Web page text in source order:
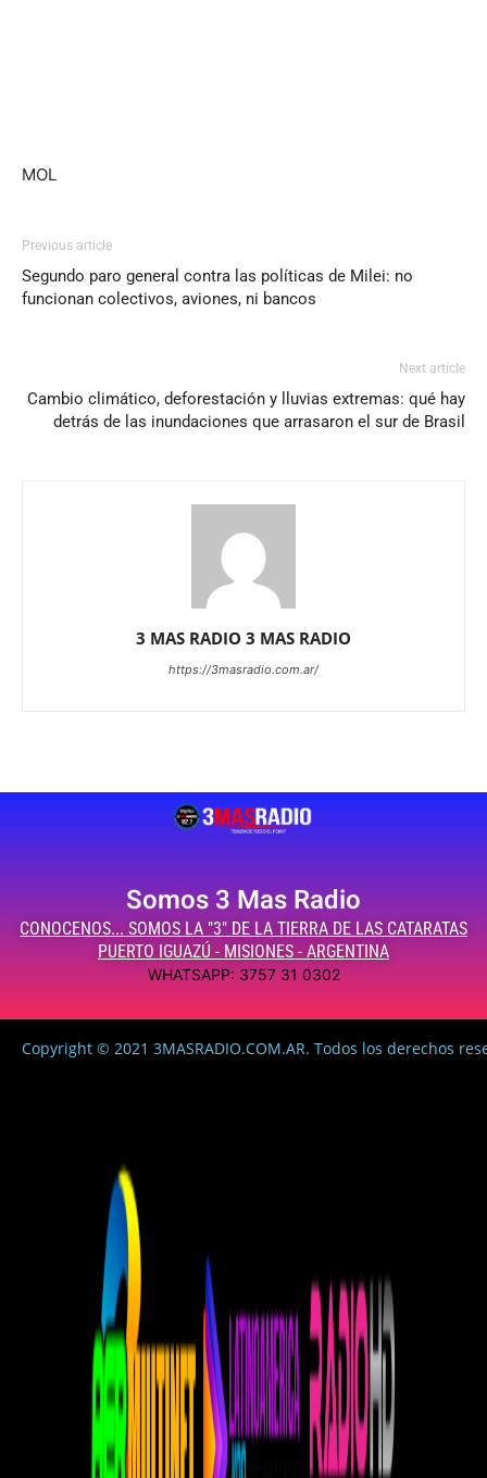
MOL
Previous article
Segundo paro general contra las políticas de Milei: no
funcionan colectivos, aviones, ni bancos
Next article
Cambio climático, deforestación y lluvias extremas: qué hay
detrás de las inundaciones que arrasaron el sur de Brasil
3 MAS RADIO 3 MAS RADIO
https://3masradio.com.ar/
Somos 3 Mas Radio
CONOCENOS... SOMOS LA "3" DE LA TIERRA DE LAS CATARATAS
PUERTO IGUAZÚ - MISIONES - ARGENTINA
WHATSAPP: 3757 31 0302
Copyright © 2021 3MASRADIO.COM.AR. Todos los derechos